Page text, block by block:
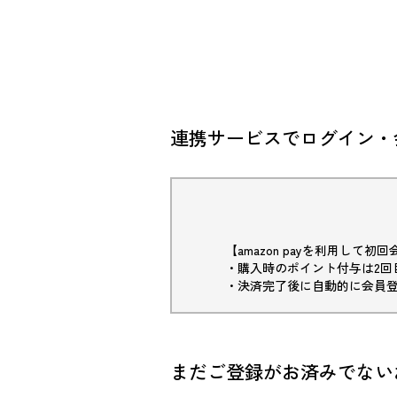
連携サービスでログイン
【amazon payを利用して初
・購入時のポイント付与は2
・決済完了後に自動的に会員
まだご登録がお済みでな